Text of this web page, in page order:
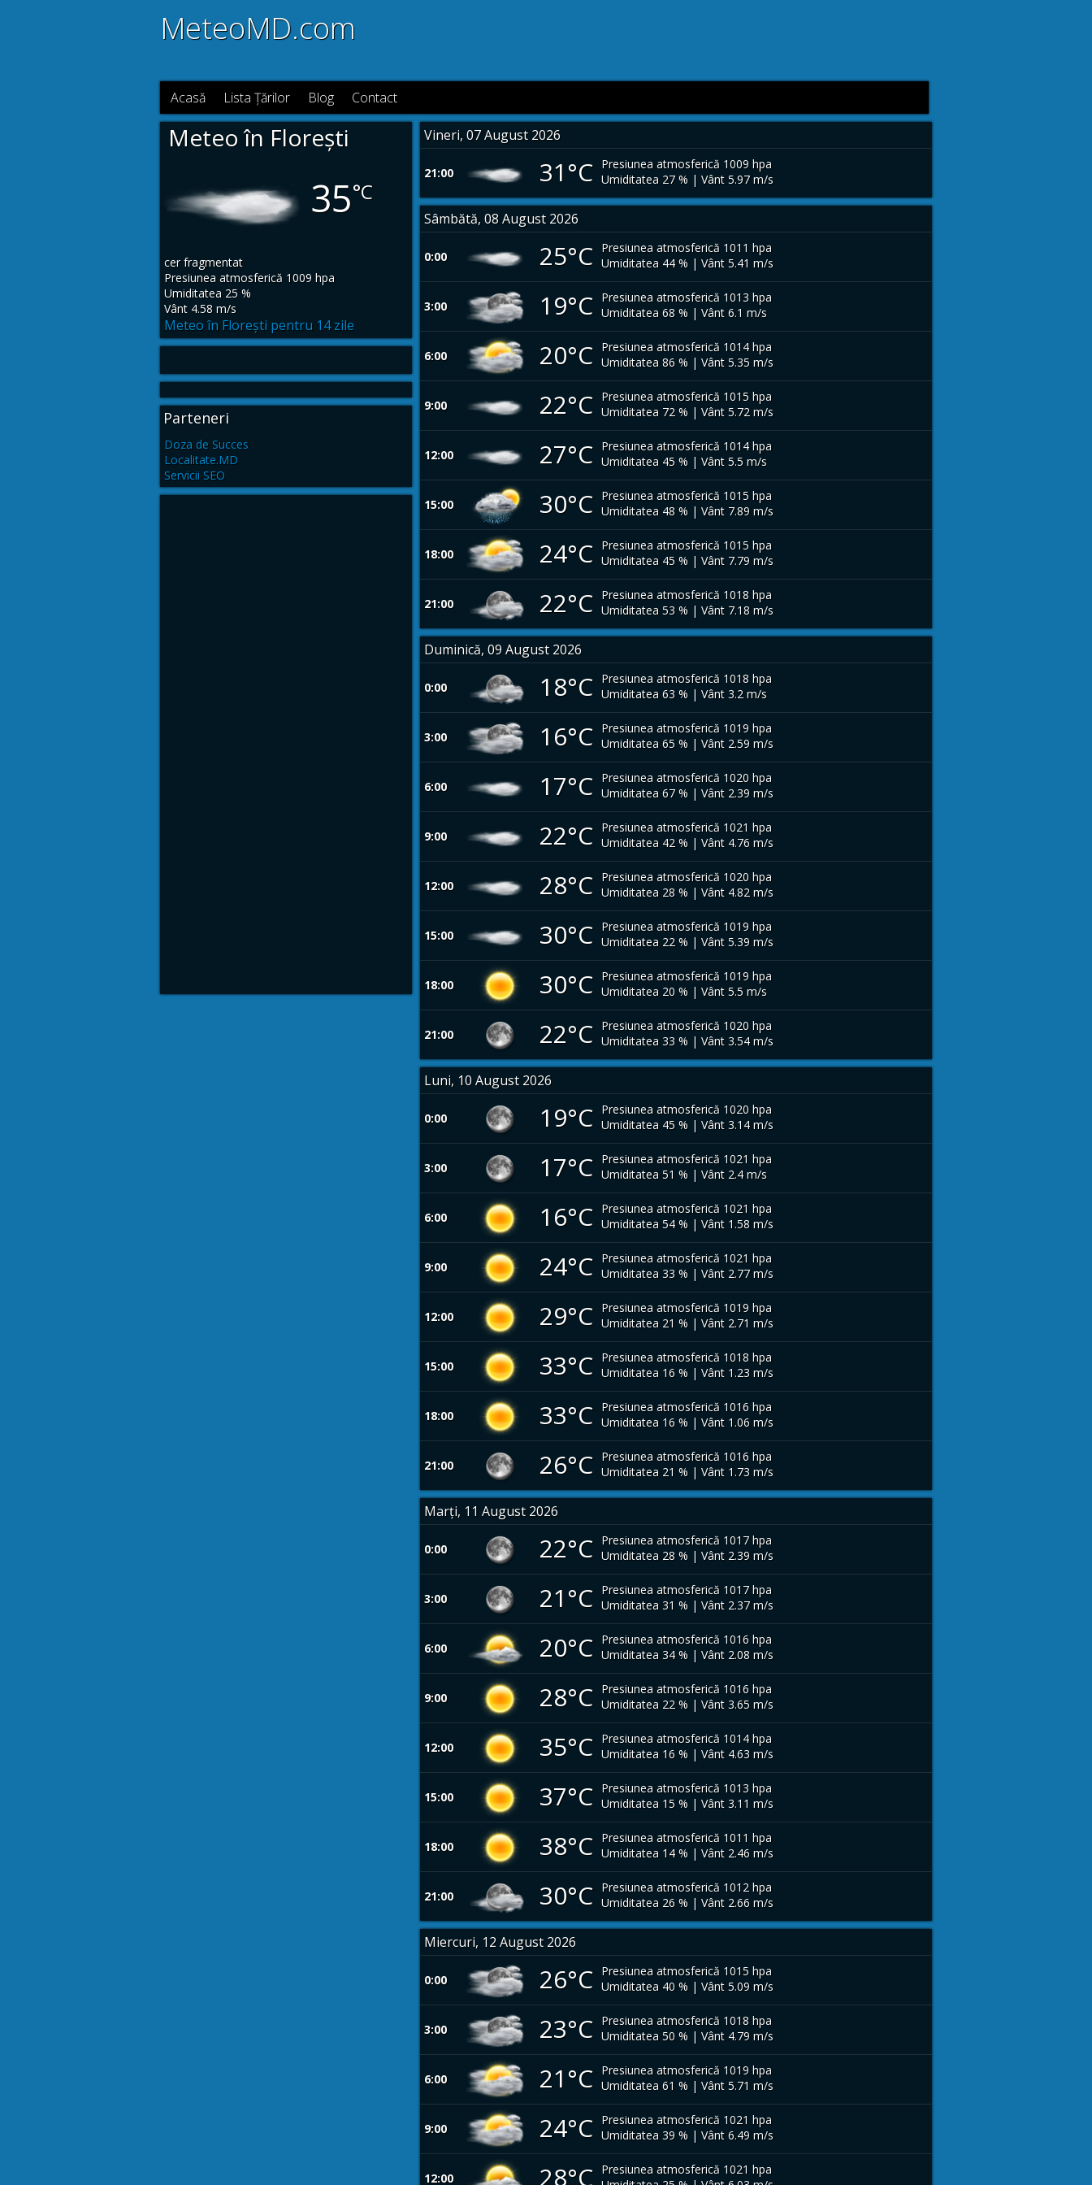
MeteoMD.com
Acasă Lista Țărilor Blog Contact
Meteo în Florești
35°C
cer fragmentat
Presiunea atmosferică 1009 hpa
Umiditatea 25 %
Vânt 4.58 m/s
Meteo în Florești pentru 14 zile
Vineri, 07 August 2026
21:00 31°C Presiunea atmosferică 1009 hpa
Umiditatea 27 % | Vânt 5.97 m/s
Sâmbătă, 08 August 2026
0:00 25°C Presiunea atmosferică 1011 hpa
Umiditatea 44 % | Vânt 5.41 m/s
3:00 19°C Presiunea atmosferică 1013 hpa
Umiditatea 68 % | Vânt 6.1 m/s
6:00 20°C Presiunea atmosferică 1014 hpa
Umiditatea 86 % | Vânt 5.35 m/s
9:00 22°C Presiunea atmosferică 1015 hpa
Umiditatea 72 % | Vânt 5.72 m/s
12:00 27°C Presiunea atmosferică 1014 hpa
Umiditatea 45 % | Vânt 5.5 m/s
15:00 30°C Presiunea atmosferică 1015 hpa
Umiditatea 48 % | Vânt 7.89 m/s
18:00 24°C Presiunea atmosferică 1015 hpa
Umiditatea 45 % | Vânt 7.79 m/s
21:00 22°C Presiunea atmosferică 1018 hpa
Umiditatea 53 % | Vânt 7.18 m/s
Duminică, 09 August 2026
0:00 18°C Presiunea atmosferică 1018 hpa
Umiditatea 63 % | Vânt 3.2 m/s
3:00 16°C Presiunea atmosferică 1019 hpa
Umiditatea 65 % | Vânt 2.59 m/s
6:00 17°C Presiunea atmosferică 1020 hpa
Umiditatea 67 % | Vânt 2.39 m/s
9:00 22°C Presiunea atmosferică 1021 hpa
Umiditatea 42 % | Vânt 4.76 m/s
12:00 28°C Presiunea atmosferică 1020 hpa
Umiditatea 28 % | Vânt 4.82 m/s
15:00 30°C Presiunea atmosferică 1019 hpa
Umiditatea 22 % | Vânt 5.39 m/s
18:00 30°C Presiunea atmosferică 1019 hpa
Umiditatea 20 % | Vânt 5.5 m/s
21:00 22°C Presiunea atmosferică 1020 hpa
Umiditatea 33 % | Vânt 3.54 m/s
Luni, 10 August 2026
0:00 19°C Presiunea atmosferică 1020 hpa
Umiditatea 45 % | Vânt 3.14 m/s
3:00 17°C Presiunea atmosferică 1021 hpa
Umiditatea 51 % | Vânt 2.4 m/s
6:00 16°C Presiunea atmosferică 1021 hpa
Umiditatea 54 % | Vânt 1.58 m/s
9:00 24°C Presiunea atmosferică 1021 hpa
Umiditatea 33 % | Vânt 2.77 m/s
12:00 29°C Presiunea atmosferică 1019 hpa
Umiditatea 21 % | Vânt 2.71 m/s
15:00 33°C Presiunea atmosferică 1018 hpa
Umiditatea 16 % | Vânt 1.23 m/s
18:00 33°C Presiunea atmosferică 1016 hpa
Umiditatea 16 % | Vânt 1.06 m/s
21:00 26°C Presiunea atmosferică 1016 hpa
Umiditatea 21 % | Vânt 1.73 m/s
Marți, 11 August 2026
0:00 22°C Presiunea atmosferică 1017 hpa
Umiditatea 28 % | Vânt 2.39 m/s
3:00 21°C Presiunea atmosferică 1017 hpa
Umiditatea 31 % | Vânt 2.37 m/s
6:00 20°C Presiunea atmosferică 1016 hpa
Umiditatea 34 % | Vânt 2.08 m/s
9:00 28°C Presiunea atmosferică 1016 hpa
Umiditatea 22 % | Vânt 3.65 m/s
12:00 35°C Presiunea atmosferică 1014 hpa
Umiditatea 16 % | Vânt 4.63 m/s
15:00 37°C Presiunea atmosferică 1013 hpa
Umiditatea 15 % | Vânt 3.11 m/s
18:00 38°C Presiunea atmosferică 1011 hpa
Umiditatea 14 % | Vânt 2.46 m/s
21:00 30°C Presiunea atmosferică 1012 hpa
Umiditatea 26 % | Vânt 2.66 m/s
Miercuri, 12 August 2026
0:00 26°C Presiunea atmosferică 1015 hpa
Umiditatea 40 % | Vânt 5.09 m/s
3:00 23°C Presiunea atmosferică 1018 hpa
Umiditatea 50 % | Vânt 4.79 m/s
6:00 21°C Presiunea atmosferică 1019 hpa
Umiditatea 61 % | Vânt 5.71 m/s
9:00 24°C Presiunea atmosferică 1021 hpa
Umiditatea 39 % | Vânt 6.49 m/s
12:00 28°C Presiunea atmosferică 1021 hpa
Parteneri
Doza de Succes
Localitate.MD
Servicii SEO